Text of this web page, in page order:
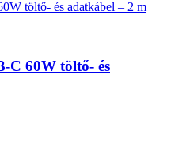
C 60W töltő- és